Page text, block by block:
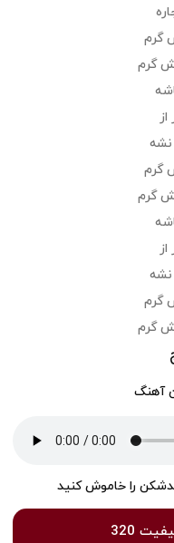
گرم
گرم
گرم
گرم
گرم
گرم
آهنگ
را خاموش کنید
320